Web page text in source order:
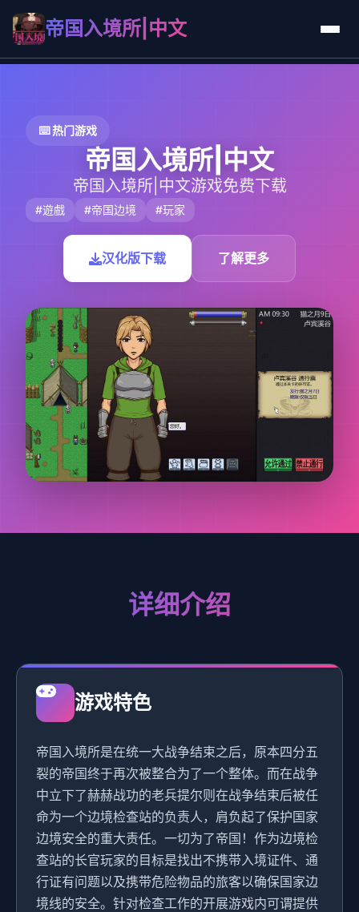
帝国入境所|中文
⌨️ 热门游戏
帝国入境所|中文
帝国入境所|中文游戏免费下载
#遊戲 #帝国边境 #玩家
汉化版下载 了解更多
详细介绍
游戏特色
帝国入境所是在统一大战争结束之后，原本四分五
裂的帝国终于再次被整合为了一个整体。而在战争
中立下了赫赫战功的老兵提尔则在战争结束后被任
命为一个边境检查站的负责人，肩负起了保护国家
边境安全的重大责任。一切为了帝国！作为边境检
查站的长官玩家的目标是找出不携带入境证件、通
行证有问题以及携带危险物品的旅客以确保国家边
境线的安全。针对检查工作的开展游戏内可谓提供